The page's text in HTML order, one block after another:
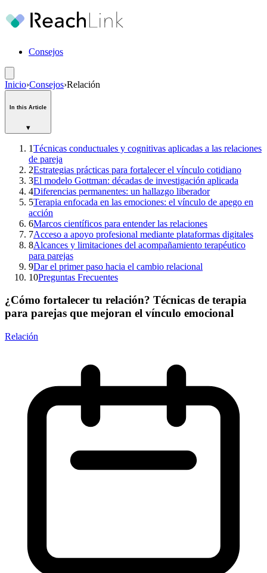
Consejos
Inicio›Consejos›Relación
In this Article
▾
1Técnicas conductuales y cognitivas aplicadas a las relaciones
de pareja
2Estrategias prácticas para fortalecer el vínculo cotidiano
3El modelo Gottman: décadas de investigación aplicada
4Diferencias permanentes: un hallazgo liberador
5Terapia enfocada en las emociones: el vínculo de apego en
acción
6Marcos científicos para entender las relaciones
7Acceso a apoyo profesional mediante plataformas digitales
8Alcances y limitaciones del acompañamiento terapéutico
para parejas
9Dar el primer paso hacia el cambio relacional
10Preguntas Frecuentes
¿Cómo fortalecer tu relación? Técnicas de terapia
para parejas que mejoran el vínculo emocional
Relación